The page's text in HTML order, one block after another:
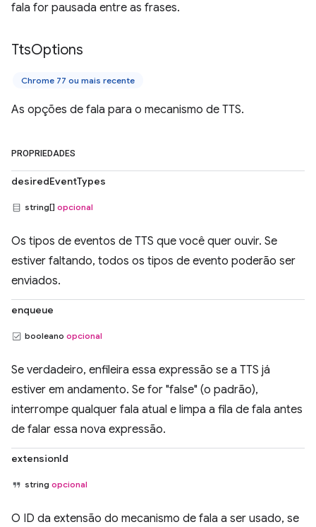
fala for pausada entre as frases.
TtsOptions
Chrome 77 ou mais recente
As opções de fala para o mecanismo de TTS.
PROPRIEDADES
desiredEventTypes
string[] opcional
Os tipos de eventos de TTS que você quer ouvir. Se
estiver faltando, todos os tipos de evento poderão ser
enviados.
enqueue
booleano opcional
Se verdadeiro, enfileira essa expressão se a TTS já
estiver em andamento. Se for "false" (o padrão),
interrompe qualquer fala atual e limpa a fila de fala antes
de falar essa nova expressão.
extensionId
string opcional
O ID da extensão do mecanismo de fala a ser usado, se